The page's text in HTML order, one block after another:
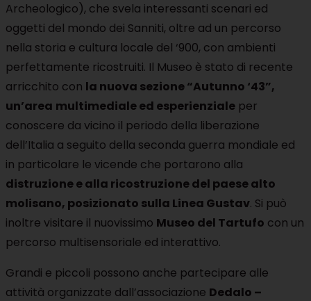
Archeologico), che svela interessanti scenari ed
oggetti del mondo dei Sanniti, oltre ad un percorso
nella storia e cultura locale del ‘900, con ambienti
perfettamente ricostruiti. Il Museo è stato di recente
arricchito con la nuova sezione “Autunno ‘43”,
un’area multimediale ed esperienziale per
conoscere da vicino il periodo della liberazione
dell’Italia a seguito della seconda guerra mondiale ed
in particolare le vicende che portarono alla
distruzione e alla ricostruzione del paese alto
molisano, posizionato sulla Linea Gustav. Si può
inoltre visitare il nuovissimo Museo del Tartufo con un
percorso multisensoriale ed interattivo.
Grandi e piccoli possono anche partecipare alle
attività organizzate dall’associazione Dedalo –